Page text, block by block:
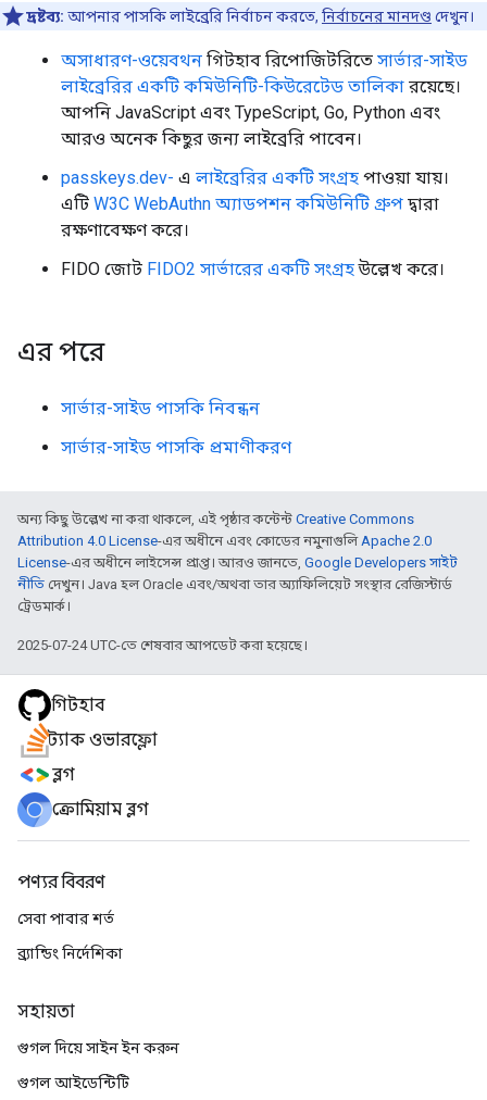
দ্রষ্টব্য: আপনার পাসকি লাইব্রেরি নির্বাচন করতে, নির্বাচনের মানদণ্ড দেখুন।
অসাধারণ-ওয়েবথন গিটহাব রিপোজিটরিতে সার্ভার-সাইড
লাইব্রেরির একটি কমিউনিটি-কিউরেটেড তালিকা রয়েছে।
আপনি JavaScript এবং TypeScript, Go, Python এবং
আরও অনেক কিছুর জন্য লাইব্রেরি পাবেন।
passkeys.dev- এ লাইব্রেরির একটি সংগ্রহ পাওয়া যায়।
এটি W3C WebAuthn অ্যাডপশন কমিউনিটি গ্রুপ দ্বারা
রক্ষণাবেক্ষণ করে।
FIDO জোট FIDO2 সার্ভারের একটি সংগ্রহউল্লেখ করে।
এর পরে
সার্ভার-সাইড পাসকি নিবন্ধন
সার্ভার-সাইড পাসকি প্রমাণীকরণ
অন্য কিছু উল্লেখ না করা থাকলে, এই পৃষ্ঠার কন্টেন্ট Creative Commons
Attribution 4.0 License-এর অধীনে এবং কোডের নমুনাগুলিApache 2.0
License-এর অধীনে লাইসেন্স প্রাপ্ত। আরও জানতে, Google Developers সাইট
নীতি দেখুন। Java হল Oracle এবং/অথবা তার অ্যাফিলিয়েট সংস্থার রেজিস্টার্ড
ট্রেডমার্ক।
2025-07-24 UTC-তে শেষবার আপডেট করা হয়েছে।
গিটহাব
স্ট্যাক ওভারফ্লো
ব্লগ
ক্রোমিয়াম ব্লগ
পণ্যর বিবরণ
সেবা পাবার শর্ত
ব্র্যান্ডিং নির্দেশিকা
সহায়তা
গুগল দিয়ে সাইন ইন করুন
গুগল আইডেন্টিটি